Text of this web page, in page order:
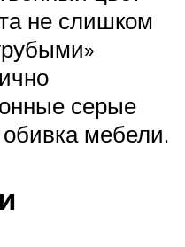
не слишком
серые
мебели.